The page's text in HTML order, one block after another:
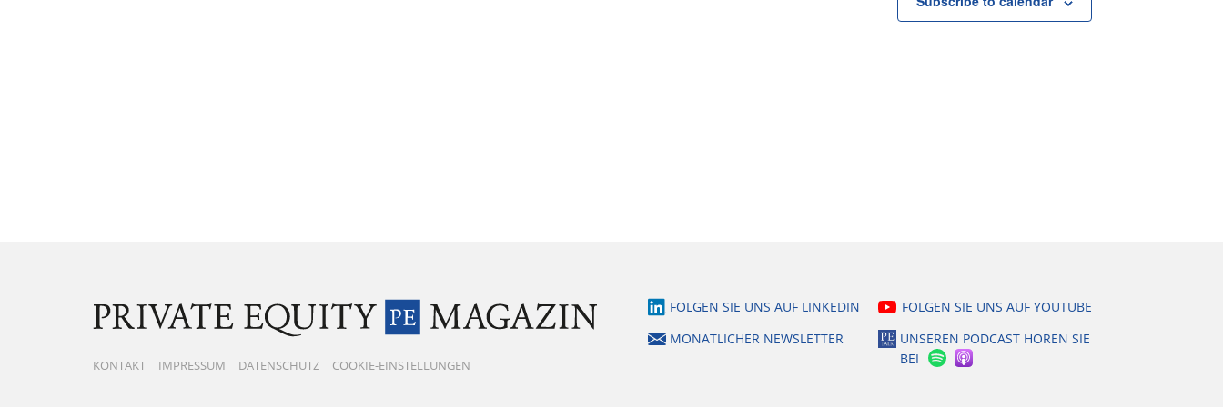
KONTAKT IMPRESSUM DATENSCHUTZ COOKIE-EINSTELLUNGEN
FOLGEN SIE UNS AUF LINKEDIN
FOLGEN SIE UNS AUF YOUTUBE
MONATLICHER NEWSLETTER
UNSEREN PODCAST HÖREN SIE
BEI